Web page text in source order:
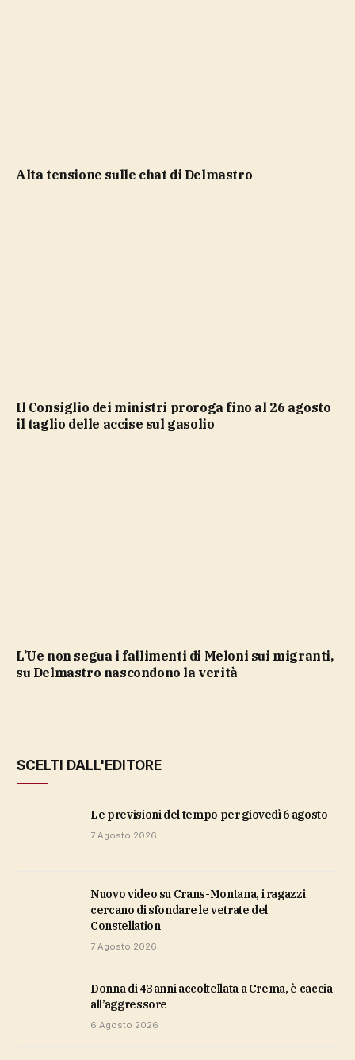
Alta tensione sulle chat di Delmastro
Il Consiglio dei ministri proroga fino al 26 agosto
il taglio delle accise sul gasolio
L’Ue non segua i fallimenti di Meloni sui migranti,
su Delmastro nascondono la verità
SCELTI DALL'EDITORE
Le previsioni del tempo per giovedì 6 agosto
7 Agosto 2026
Nuovo video su Crans-Montana, i ragazzi
cercano di sfondare le vetrate del
Constellation
7 Agosto 2026
Donna di 43 anni accoltellata a Crema, è caccia
all’aggressore
6 Agosto 2026